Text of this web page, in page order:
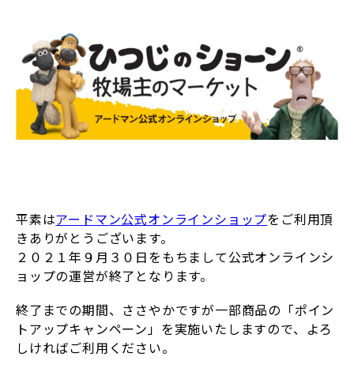
平素はアードマン公式オンラインショップをご利用頂
きありがとうございます。
２０２１年９月３０日をもちまして公式オンラインシ
ョップの運営が終了となります。
終了までの期間、ささやかですが一部商品の「ポイン
トアップキャンペーン」を実施いたしますので、よろ
しければご利用ください。